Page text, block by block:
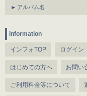
アルバム名
information
インフォTOP ログイン
はじめての方へ お問い
ご利用料金等について